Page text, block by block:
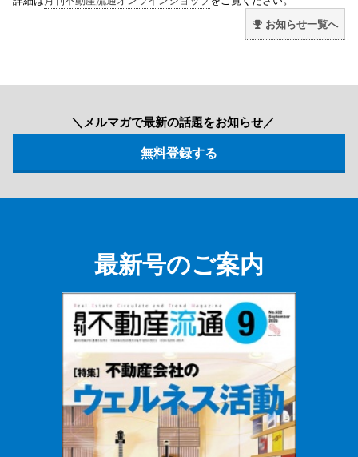
お知らせ一覧へ
＼メルマガで最新の話題をお知らせ／
最新号のご案内